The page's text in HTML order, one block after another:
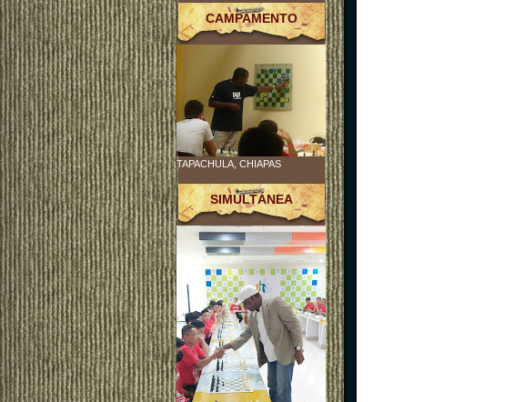
CAMPAMENTO
TAPACHULA, CHIAPAS
SIMULTÁNEA